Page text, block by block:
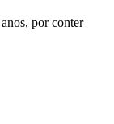
por conter